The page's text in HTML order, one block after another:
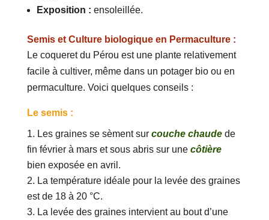
Exposition : ensoleillée.
Semis et Culture biologique en Permaculture :
Le coqueret du Pérou est une plante relativement
facile à cultiver, même dans un potager bio ou en
permaculture. Voici quelques conseils :
Le semis :
Les graines se sèment surcouche chaudede
fin février à mars et sous abris sur une côtière
bien exposée en avril.
La température idéale pour la levée des graines
est de 18 à 20 °C.
La levée des graines intervient au bout d’une